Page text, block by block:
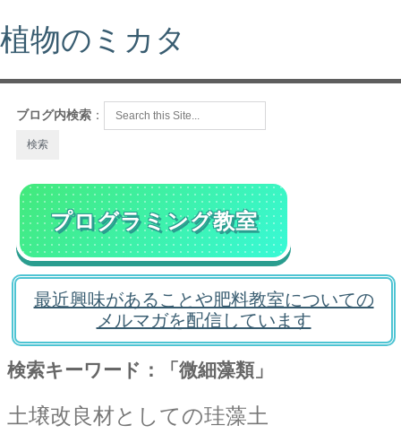
植物のミカタ
ブログ内検索 ：
プログラミング教室
最近興味があることや肥料教室についての
メルマガを配信しています
検索キーワード：「微細藻類」
土壌改良材としての珪藻土